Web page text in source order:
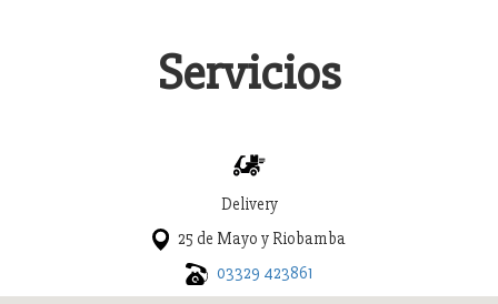
Servicios
Delivery
25 de Mayo y Riobamba
03329 423861